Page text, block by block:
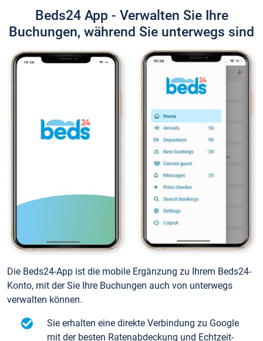
Beds24 App - Verwalten Sie Ihre
Buchungen, während Sie unterwegs sind
Die Beds24-App ist die mobile Ergänzung zu Ihrem Beds24-
Konto, mit der Sie Ihre Buchungen auch von unterwegs
verwalten können.
Sie erhalten eine direkte Verbindung zu Google
mit der besten Ratenabdeckung und Echtzeit-